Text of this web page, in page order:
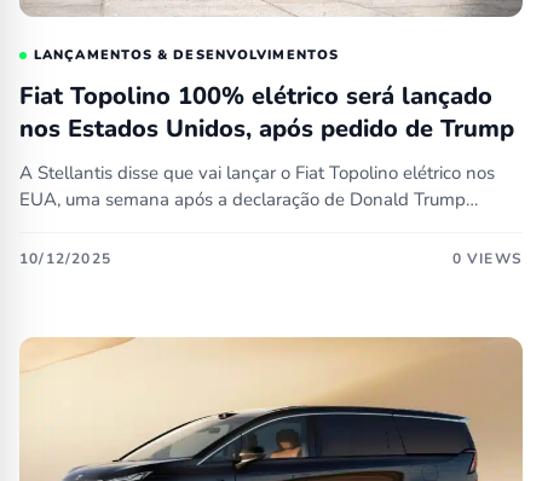
LANÇAMENTOS & DESENVOLVIMENTOS
Fiat Topolino 100% elétrico será lançado
nos Estados Unidos, após pedido de Trump
A Stellantis disse que vai lançar o Fiat Topolino elétrico nos
EUA, uma semana após a declaração de Donald Trump…
10/12/2025 0 VIEWS